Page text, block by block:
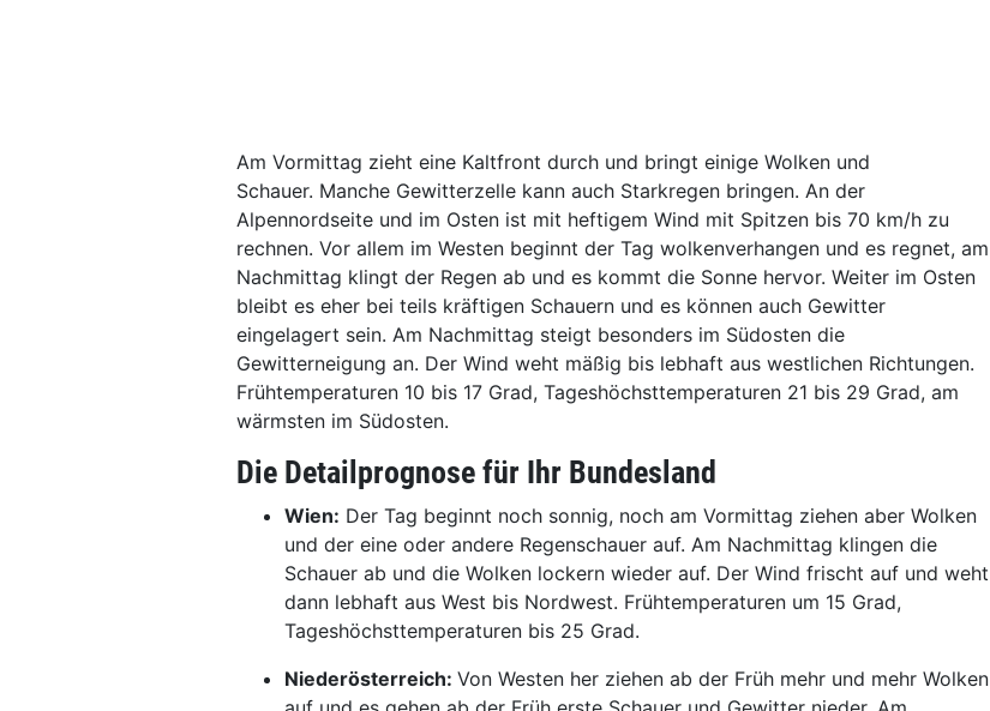
Am Vormittag zieht eine Kaltfront durch und bringt einige Wolken und
Schauer. Manche Gewitterzelle kann auch Starkregen bringen. An der
Alpennordseite und im Osten ist mit heftigem Wind mit Spitzen bis 70 km/h zu
rechnen. Vor allem im Westen beginnt der Tag wolkenverhangen und es regnet, am
Nachmittag klingt der Regen ab und es kommt die Sonne hervor. Weiter im Osten
bleibt es eher bei teils kräftigen Schauern und es können auch Gewitter
eingelagert sein. Am Nachmittag steigt besonders im Südosten die
Gewitterneigung an. Der Wind weht mäßig bis lebhaft aus westlichen Richtungen.
Frühtemperaturen 10 bis 17 Grad, Tageshöchsttemperaturen 21 bis 29 Grad, am
wärmsten im Südosten.
Die Detailprognose für Ihr Bundesland
Wien: Der Tag beginnt noch sonnig, noch am Vormittag ziehen aber Wolken
und der eine oder andere Regenschauer auf. Am Nachmittag klingen die
Schauer ab und die Wolken lockern wieder auf. Der Wind frischt auf und weht
dann lebhaft aus West bis Nordwest. Frühtemperaturen um 15 Grad,
Tageshöchsttemperaturen bis 25 Grad.
Niederösterreich: Von Westen her ziehen ab der Früh mehr und mehr Wolken